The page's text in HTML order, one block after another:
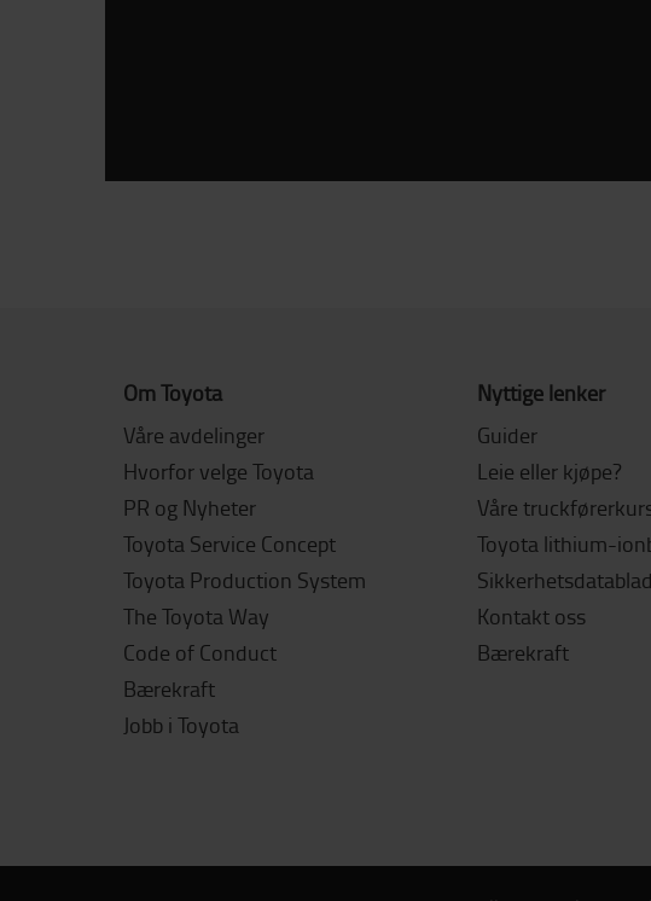
Om Toyota
Våre avdelinger
Hvorfor velge Toyota
PR og Nyheter
Toyota Service Concept
Toyota Production System
The Toyota Way
Code of Conduct
Bærekraft
Jobb i Toyota
Nyttige lenker
Guider
Leie eller kjøpe?
Våre
Toyota lithium-
Sikkerhetsdatablad
Kontakt oss
Bærekraft